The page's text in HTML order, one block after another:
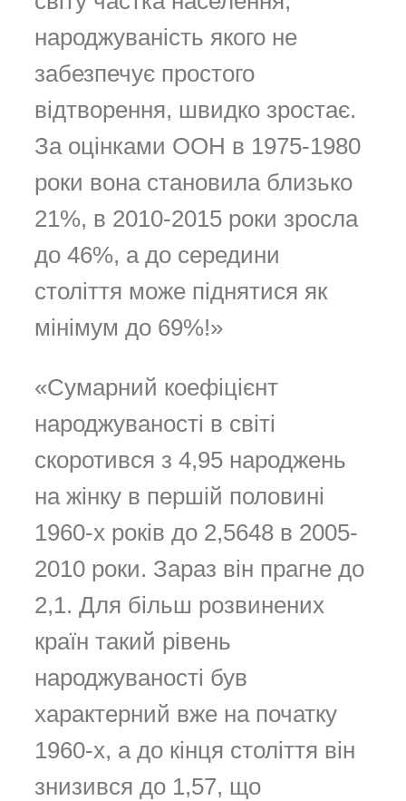
народжуваність якого не
забезпечує простого
відтворення, швидко зростає.
За оцінками ООН в 1975-1980
роки вона становила близько
21%, в 2010-2015 роки зросла
до 46%, а до середини
століття може піднятися як
мінімум до 69%!»
«Сумарний коефіцієнт
народжуваності в світі
скоротився з 4,95 народжень
на жінку в першій половині
1960-х років до 2,5648 в 2005-
2010 роки. Зараз він прагне до
2,1. Для більш розвинених
країн такий рівень
народжуваності був
характерний вже на початку
1960-х, а до кінця століття він
знизився до 1,57, що